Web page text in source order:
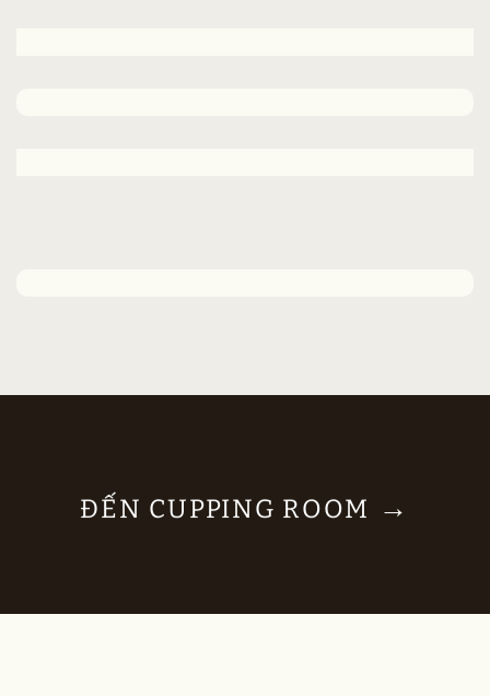
ĐẾN CUPPING ROOM →